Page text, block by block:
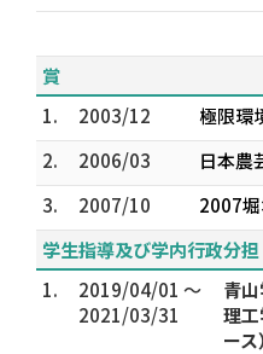
賞
1.
2003/12
極限環
2.
2006/03
日本農
3.
2007/10
2007
学生指導及び学内行政分担
1.
2019/04/01 ～
2021/03/31
青
理
ース）